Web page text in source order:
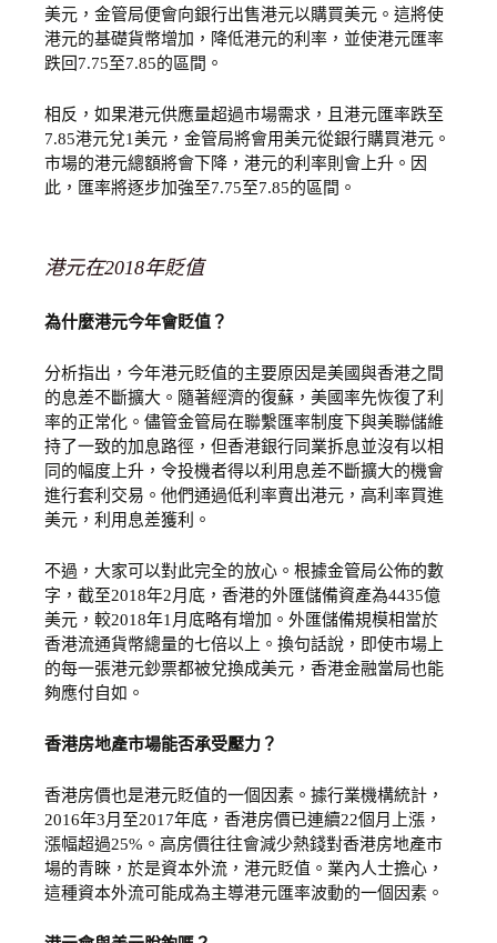
美元，金管局便會向銀行出售港元以購買美元。這將使
港元的基礎貨幣增加，降低港元的利率，並使港元匯率
跌回7.75至7.85的區間。
相反，如果港元供應量超過市場需求，且港元匯率跌至
7.85港元兌1美元，金管局將會用美元從銀行購買港元。
市場的港元總額將會下降，港元的利率則會上升。因
此，匯率將逐步加強至7.75至7.85的區間。
港元在2018年貶值
為什麼港元今年會貶值？
分析指出，今年港元貶值的主要原因是美國與香港之間
的息差不斷擴大。隨著經濟的復蘇，美國率先恢復了利
率的正常化。儘管金管局在聯繫匯率制度下與美聯儲維
持了一致的加息路徑，但香港銀行同業拆息並沒有以相
同的幅度上升，令投機者得以利用息差不斷擴大的機會
進行套利交易。他們通過低利率賣出港元，高利率買進
美元，利用息差獲利。
不過，大家可以對此完全的放心。根據金管局公佈的數
字，截至2018年2月底，香港的外匯儲備資產為4435億
美元，較2018年1月底略有增加。外匯儲備規模相當於
香港流通貨幣總量的七倍以上。換句話說，即使市場上
的每一張港元鈔票都被兌換成美元，香港金融當局也能
夠應付自如。
香港房地產市場能否承受壓力？
香港房價也是港元貶值的一個因素。據行業機構統計，
2016年3月至2017年底，香港房價已連續22個月上漲，
漲幅超過25%。高房價往往會減少熱錢對香港房地產市
場的青睞，於是資本外流，港元貶值。業內人士擔心，
這種資本外流可能成為主導港元匯率波動的一個因素。